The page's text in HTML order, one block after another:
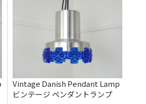
Vintage Danish Pendant Lamp
ビンテージ ペンダントランプ